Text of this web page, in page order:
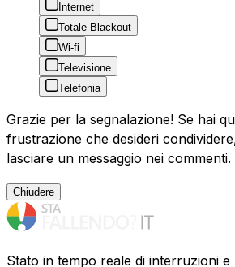
Internet
Totale Blackout
Wi-fi
Televisione
Telefonia
Grazie per la segnalazione! Se hai
frustrazione che desideri
lasciare un messaggio nei commenti.
Chiudere
Stato in tempo reale di interruzioni